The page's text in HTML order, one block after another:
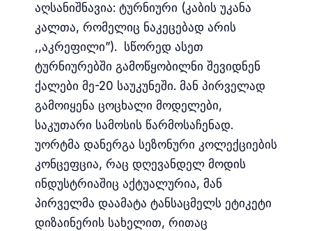
აღსანიშნავია: ტურნიური (კაბის უკანა
კალთა, რომელიც ნაკეცებად არის
,,აკრეფილი”). სწორედ ასეთ
ტურნიურებში გამოწყობილნი შევიდნენ
ქალები მე-20 საუკუნეში. მან პირველად
გამოიყენა ცოცხალი მოდელები,
საკუთარი სამოსის წარმოსაჩენად.
უორტმა დანერგა სეზონური კოლექციების
კონცეფცია, რაც დღევანდელ მოდის
ინდუსტრიაშიც აქტუალურია, მან
პირველმა დაამატა ტანსაცმელს ეტიკეტი
დიზაინერის სახელით, რითაც